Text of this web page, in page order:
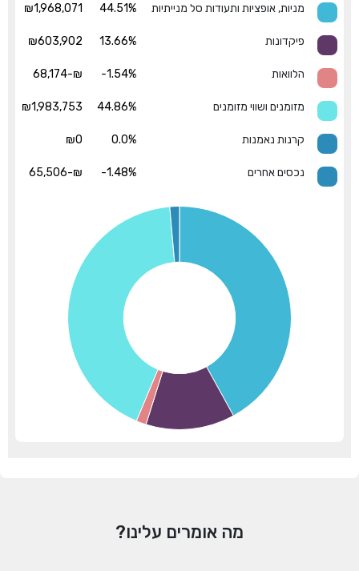
מניות, אופציות ותעודות סל מנייתיות 44.51%
₪1,968,071
פיקדונות 13.66%
₪603,902
הלוואות -1.54%
₪-68,174
מזומנים ושווי מזומנים 44.86%
₪1,983,753
קרנות נאמנות 0.0%
₪0
נכסים אחרים -1.48%
₪-65,506
מה אומרים עלינו?